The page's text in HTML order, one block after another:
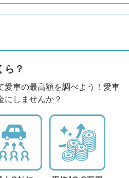
ら？
愛車の最高額を調べよう！愛車
にしませんか？